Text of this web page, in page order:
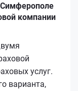
компании
услуг.
варианта,